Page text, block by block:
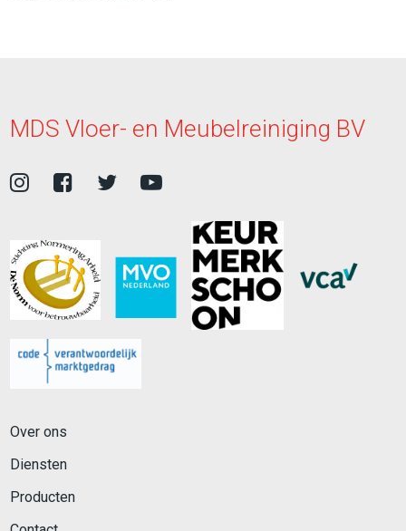
MDS Vloer- en Meubelreiniging BV
Over ons
Diensten
Producten